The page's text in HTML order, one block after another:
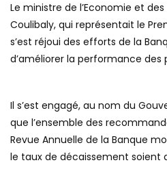
Le ministre de l’Economie et
Coulibaly, qui représentait le
s’est réjoui des efforts de la
d’améliorer la performance des
Il s’est engagé, au nom du
que l’ensemble des
Revue Annuelle de la Banque
le taux de décaissement soient